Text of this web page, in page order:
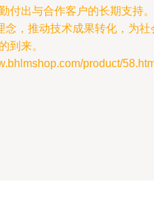
付出与合作客户的长期支持。
念，推动技术成果转化，为社
到来。
product/